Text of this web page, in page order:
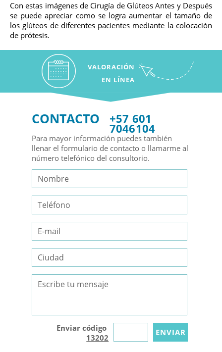
Con estas imágenes de Cirugía de Glúteos Antes y Después
se puede apreciar como se logra aumentar el tamaño de
los glúteos de diferentes pacientes mediante la colocación
de prótesis.
VALORACIÓN
EN LÍNEA
CONTACTO +57 601
7046104
Para mayor información puedes también
llenar el formulario de contacto o llamarme al
número telefónico del consultorio.
Enviar código
13202